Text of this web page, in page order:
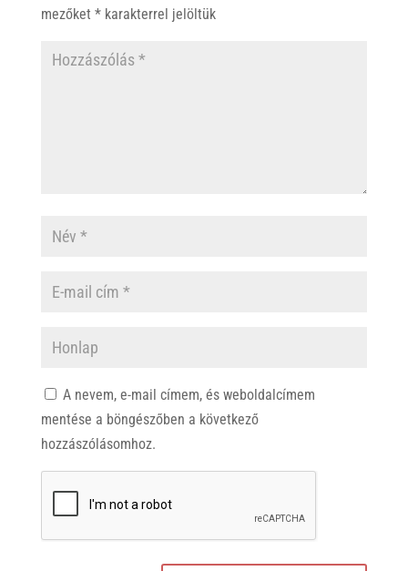
mezőket *karakterrel jelöltük
A nevem, e-mail címem, és weboldalcímem
mentése a böngészőben a következő
hozzászólásomhoz.